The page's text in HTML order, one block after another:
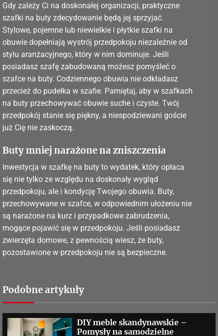
Gdy zależy Ci na doskonałej organizacji, praktyczne
szafki na buty zdecydowanie będą jej sprzyjać.
Stylowe, pojemne lub niewielkie i płytkie szafki na
obuwie dopełniają wystrój przedpokoju niezależnie od
stylu aranżacyjnego, który w nim dominuje. Jeśli
posiadasz szafę zabudowaną możesz pomyśleć o
szafce na buty. Codziennego obuwia nie odkładasz
przecież do pudełka w szafie. Pamiętaj, aby w szafkach
na buty przechowywać obuwie suche i czyste. Twój
przedpokój stanie się piękny, a niespodziewani goście
już Cię nie zaskoczą.
Buty mniej narażone na zniszczenia
Inwestycja w szafkę na buty to wydatek, który opłaca
się nie tylko ze względu na doskonały wygląd
przedpokoju, ale i kondycję Twojego obuwia. Buty,
przechowywane w szafce, w odpowiednim ułożeniu nie
są narażone na kurz i przypadkowe zabrudzenia,
mogące pojawić się w przedpokoju. Jeśli posiadasz
zwierzęta domowe, z pewnością wiesz, że buty,
pozostawione w przedpokoju nie są bezpieczne.
Podobne artykuły
DIY meble skandynawskie –
Pomysły na samodzielne